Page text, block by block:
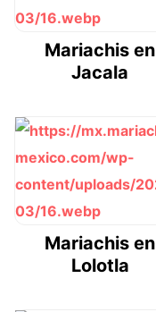
Mariachis en
Jacala
Mariachis en
Lolotla